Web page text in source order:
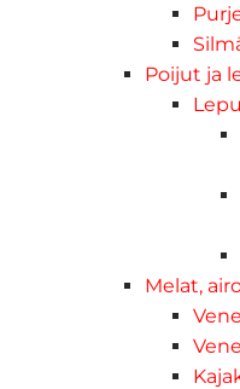
Poijut ja
Melat,